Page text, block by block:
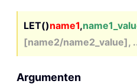
LET()name1,
[name2/name2_value],
Argumenten